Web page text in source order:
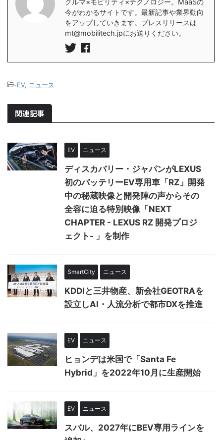
今がわかるサイトです。最新記事や業界動向
をアップしていきます。プレスリリースは
mt@mobilitech.jpにお送りください。
-EV, ニュース
関連記事
EV ニュース
ディスカバリー・ジャパンがLEXUS
初のバッテリーEV専用車「RZ」開発
中の秘蔵映像と開発陣の声からその
全容に迫る特別映像「NEXT
CHAPTER - LEXUS RZ 開発プロジ
ェクト- 」を制作
SmartCity ニュース
KDDIと三井物産、新会社GEOTRAを
設立しAI・人流分析で都市DXを推進
EV ニュース
ヒョンデは米国で「Santa Fe
Hybrid」を2022年10月に生産開始
EV ニュース
スバル、2027年にBEV専用ラインを